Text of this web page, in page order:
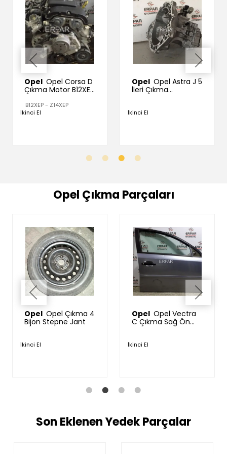
Opel
İleri Çıkma
Şanzıman Orijinal
İkinci El
Opel
Çıkma Makyajlı
Panjur
İkinci El
Opel Çıkma Parçaları
Opel
2.2 Benzinli Çıkma
Silindir Kapağı
İkinci El
Opel
1.3 CDTI Çıkma
Motor Beyni
İkinci El
Son Eklenen Yedek Parçalar